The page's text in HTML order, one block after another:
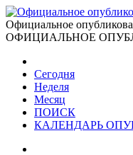
Официальное
ОФИЦИАЛЬНОЕ
Сегодня
Неделя
Месяц
ПОИСК
КАЛЕНДАРЬ